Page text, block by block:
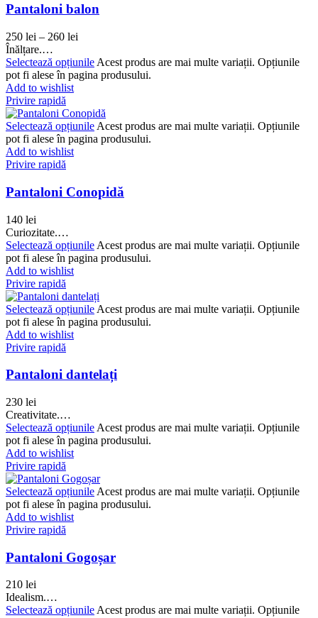
Pantaloni balon
250 lei – 260 lei
Înălțare.…
Selectează opțiunile Acest produs are mai multe variații. Opțiunile
pot fi alese în pagina produsului.
Add to wishlist
Privire rapidă
Selectează opțiunile Acest produs are mai multe variații. Opțiunile
pot fi alese în pagina produsului.
Add to wishlist
Privire rapidă
Pantaloni Conopidă
140 lei
Curiozitate.…
Selectează opțiunile Acest produs are mai multe variații. Opțiunile
pot fi alese în pagina produsului.
Add to wishlist
Privire rapidă
Selectează opțiunile Acest produs are mai multe variații. Opțiunile
pot fi alese în pagina produsului.
Add to wishlist
Privire rapidă
Pantaloni dantelați
230 lei
Creativitate.…
Selectează opțiunile Acest produs are mai multe variații. Opțiunile
pot fi alese în pagina produsului.
Add to wishlist
Privire rapidă
Selectează opțiunile Acest produs are mai multe variații. Opțiunile
pot fi alese în pagina produsului.
Add to wishlist
Privire rapidă
Pantaloni Gogoșar
210 lei
Idealism.…
Selectează opțiunile Acest produs are mai multe variații. Opțiunile